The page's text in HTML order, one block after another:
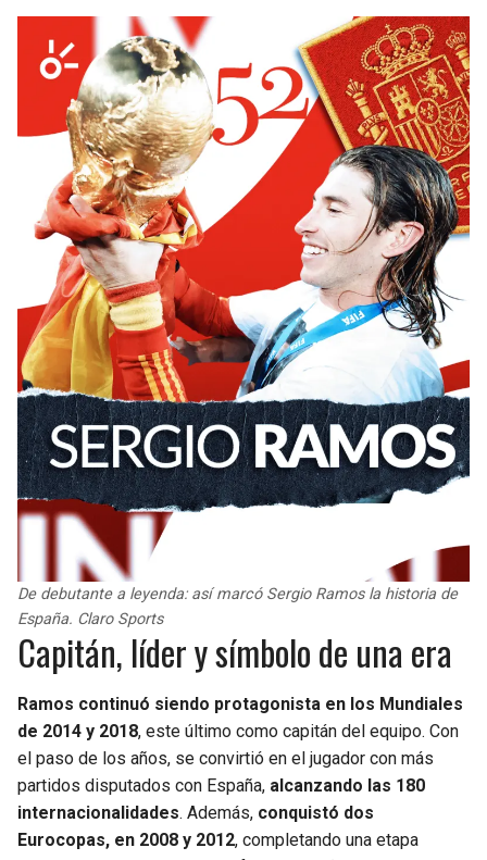
De debutante a leyenda: así marcó Sergio Ramos la historia de
España. Claro Sports
Capitán, líder y símbolo de una era
Ramos continuó siendo protagonista en los Mundiales
de 2014 y 2018, este último como capitán del equipo. Con
el paso de los años, se convirtió en el jugador con más
partidos disputados con España, alcanzando las 180
internacionalidades. Además, conquistó dos
Eurocopas, en 2008 y 2012, completando una etapa